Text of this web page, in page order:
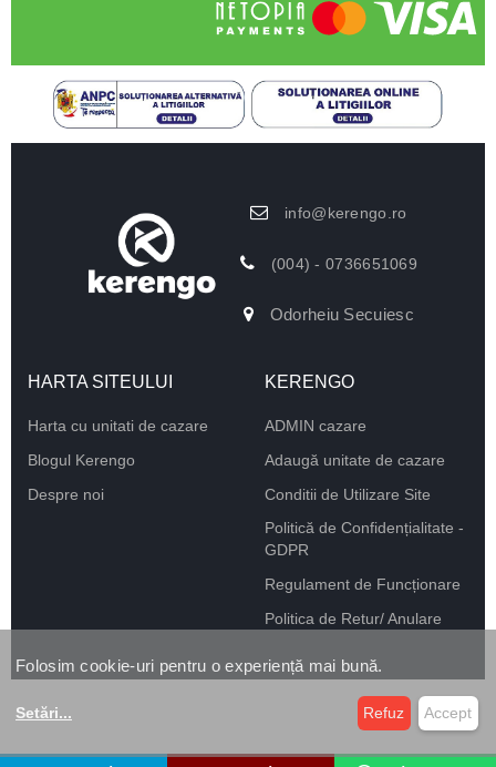
info@kerengo.ro
(004) - 0736651069
Odorheiu Secuiesc
HARTA SITEULUI
Harta cu unitati de cazare
Blogul Kerengo
Despre noi
KERENGO
ADMIN cazare
Adaugă unitate de cazare
Conditii de Utilizare Site
Politică de Confidențialitate -
GDPR
Regulament de Funcționare
Politica de Retur/ Anulare
Folosim cookie-uri pentru o experiență mai bună.
Setări... Refuz Accept